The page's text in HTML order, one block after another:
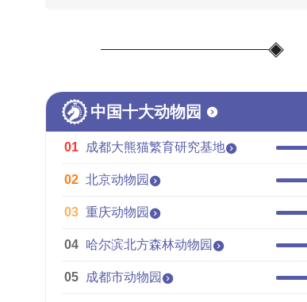
中国十大动物园
01 成都大熊猫繁育研究基地
02 北京动物园
03 重庆动物园
04 哈尔滨北方森林动物园
05 成都市动物园